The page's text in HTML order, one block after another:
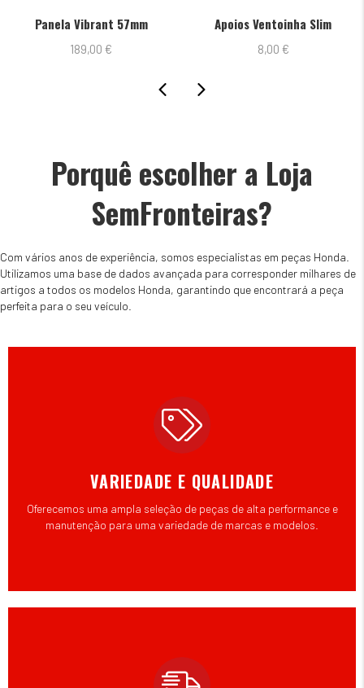
Panela Vibrant 57mm
189,00€
Apoios Ventoinha Slim
€
Porquê escolher a Loja
SemFronteiras?
Com vários anos de experiência, somos especialistas em peças Honda.
Utilizamos uma base de dados avançada para corresponder milhares de
artigos a todos os modelos Honda, garantindo que encontrará a peça
perfeita para o seu veículo.
VARIEDADE E QUALIDADE
Oferecemos uma ampla seleção de peças de alta performance e
manutenção para uma variedade de marcas e modelos.